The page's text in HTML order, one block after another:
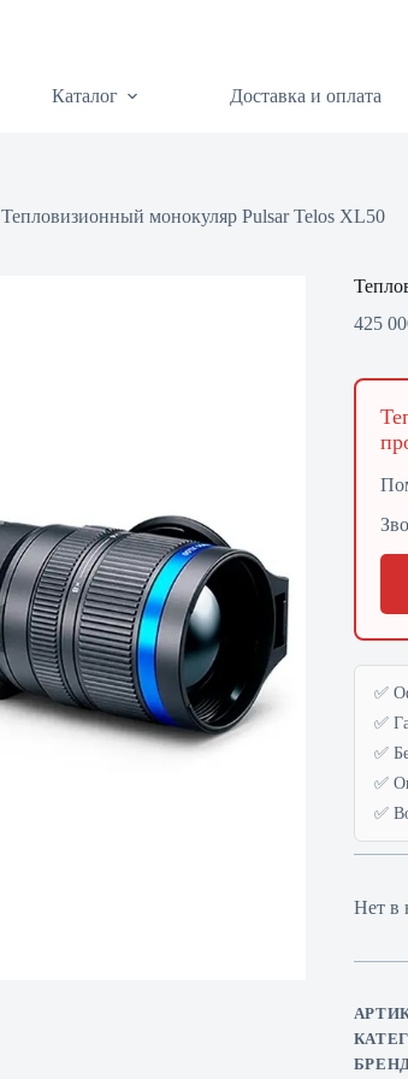
Каталог Доставка и оплата
Тепловизионный монокуляр Pulsar Telos XL50
425
✅
✅
✅
✅
✅
Нет в